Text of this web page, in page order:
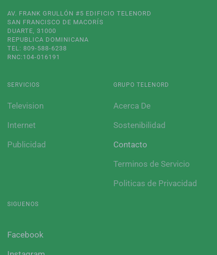
AV. FRANK GRULLÓN #5 EDIFICIO TELENORD
SAN FRANCISCO DE MACORÍS
DUARTE, 31000
REPUBLICA DOMINICANA
TEL: 809-588-6238
RNC:104-016191
SERVICIOS
Television
Internet
Publicidad
GRUPO TELENORD
Acerca De
Sostenibilidad
Contacto
Terminos de Servicio
Politicas de Privacidad
SIGUENOS
Facebook